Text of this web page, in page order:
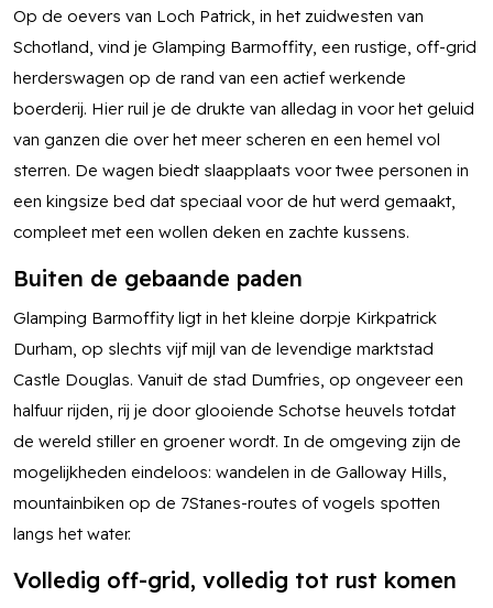
Op de oevers van Loch Patrick, in het zuidwesten van
Schotland, vind je Glamping Barmoffity, een rustige, off-grid
herderswagen op de rand van een actief werkende
boerderij. Hier ruil je de drukte van alledag in voor het geluid
van ganzen die over het meer scheren en een hemel vol
sterren. De wagen biedt slaapplaats voor twee personen in
een kingsize bed dat speciaal voor de hut werd gemaakt,
compleet met een wollen deken en zachte kussens.
Buiten de gebaande paden
Glamping Barmoffity ligt in het kleine dorpje Kirkpatrick
Durham, op slechts vijf mijl van de levendige marktstad
Castle Douglas. Vanuit de stad Dumfries, op ongeveer een
halfuur rijden, rij je door glooiende Schotse heuvels totdat
de wereld stiller en groener wordt. In de omgeving zijn de
mogelijkheden eindeloos: wandelen in de Galloway Hills,
mountainbiken op de 7Stanes-routes of vogels spotten
langs het water.
Volledig off-grid, volledig tot rust komen